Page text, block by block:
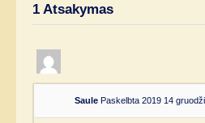
1 Atsakymas
Saule Paskelbta 2019 14